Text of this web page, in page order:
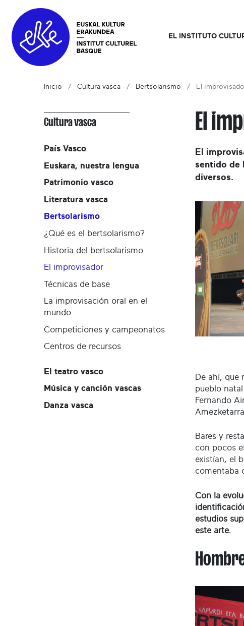
EL INSTITUTO
Inicio Cultura vasca Bertsolarismo El
El
El
sentido de
diversos.
De ahí, que
pueblo
Fernando
Bares y
con pocos
existían, el
comentaba
Con la
estudios
este arte.
Cultura vasca
País Vasco
Euskara, nuestra lengua
Patrimonio vasco
Literatura vasca
Bertsolarismo
¿Qué es el bertsolarismo?
Historia del bertsolarismo
El improvisador
Técnicas de base
La improvisación oral en el
mundo
Competiciones y campeonatos
Centros de recursos
El teatro vasco
Música y canción vascas
Danza vasca